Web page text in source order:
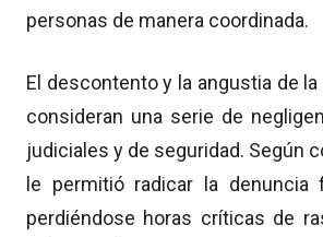
personas de manera coordinada.
El descontento y la angustia de
consideran una serie de
judiciales y de seguridad. Según
le permitió radicar la
perdiéndose horas críticas de